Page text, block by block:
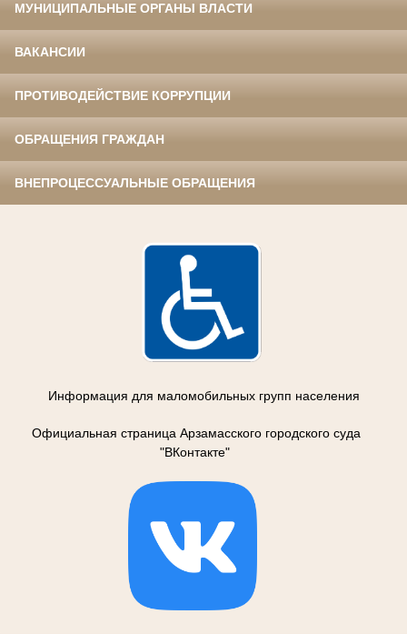
МУНИЦИПАЛЬНЫЕ ОРГАНЫ ВЛАСТИ
ВАКАНСИИ
ПРОТИВОДЕЙСТВИЕ КОРРУПЦИИ
ОБРАЩЕНИЯ ГРАЖДАН
ВНЕПРОЦЕССУАЛЬНЫЕ ОБРАЩЕНИЯ
Информация для маломобильных групп населения
Официальная страница Арзамасского городского суда
"ВКонтакте"